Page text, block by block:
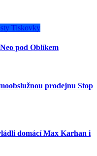
Tiskovky
pod Oblíkem
prodejnu Stop
domácí Max Karhan i